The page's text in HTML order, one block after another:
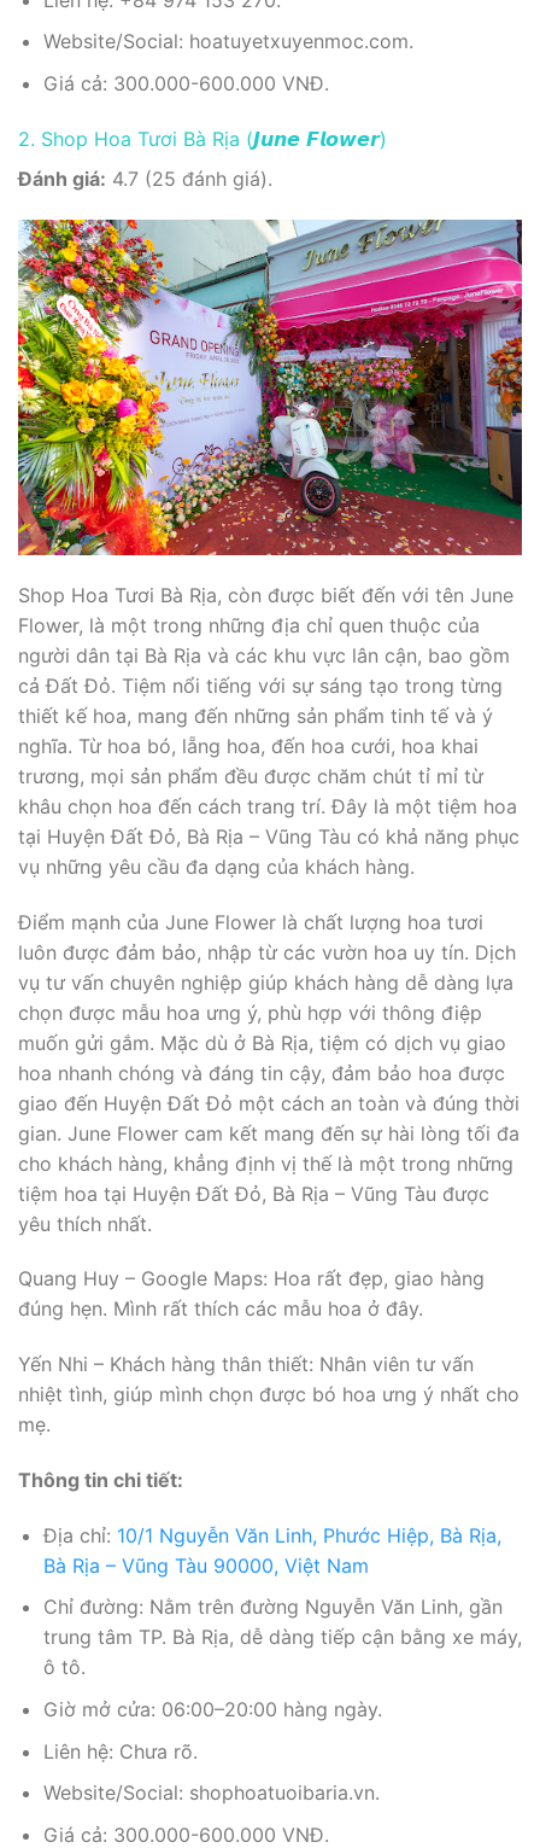
Website/Social: hoatuyetxuyenmoc.com.
Giá cả: 300.000-600.000 VNĐ.
2. Shop Hoa Tươi Bà Rịa (𝙅𝙪𝙣𝙚 𝙁𝙡𝙤𝙬𝙚𝙧)
Đánh giá: 4.7 (25 đánh giá).
Shop Hoa Tươi Bà Rịa, còn được biết đến với tên June
Flower, là một trong những địa chỉ quen thuộc của
người dân tại Bà Rịa và các khu vực lân cận, bao gồm
cả Đất Đỏ. Tiệm nổi tiếng với sự sáng tạo trong từng
thiết kế hoa, mang đến những sản phẩm tinh tế và ý
nghĩa. Từ hoa bó, lẵng hoa, đến hoa cưới, hoa khai
trương, mọi sản phẩm đều được chăm chút tỉ mỉ từ
khâu chọn hoa đến cách trang trí. Đây là một tiệm hoa
tại Huyện Đất Đỏ, Bà Rịa – Vũng Tàu có khả năng phục
vụ những yêu cầu đa dạng của khách hàng.
Điểm mạnh của June Flower là chất lượng hoa tươi
luôn được đảm bảo, nhập từ các vườn hoa uy tín. Dịch
vụ tư vấn chuyên nghiệp giúp khách hàng dễ dàng lựa
chọn được mẫu hoa ưng ý, phù hợp với thông điệp
muốn gửi gắm. Mặc dù ở Bà Rịa, tiệm có dịch vụ giao
hoa nhanh chóng và đáng tin cậy, đảm bảo hoa được
giao đến Huyện Đất Đỏ một cách an toàn và đúng thời
gian. June Flower cam kết mang đến sự hài lòng tối đa
cho khách hàng, khẳng định vị thế là một trong những
tiệm hoa tại Huyện Đất Đỏ, Bà Rịa – Vũng Tàu được
yêu thích nhất.
Quang Huy – Google Maps: Hoa rất đẹp, giao hàng
đúng hẹn. Mình rất thích các mẫu hoa ở đây.
Yến Nhi – Khách hàng thân thiết: Nhân viên tư vấn
nhiệt tình, giúp mình chọn được bó hoa ưng ý nhất cho
mẹ.
Thông tin chi tiết:
Địa chỉ: 10/1 Nguyễn Văn Linh, Phước Hiệp, Bà Rịa,
Bà Rịa – Vũng Tàu 90000, Việt Nam
Chỉ đường: Nằm trên đường Nguyễn Văn Linh, gần
trung tâm TP. Bà Rịa, dễ dàng tiếp cận bằng xe máy,
ô tô.
Giờ mở cửa: 06:00–20:00 hàng ngày.
Liên hệ: Chưa rõ.
Website/Social: shophoatuoibaria.vn.
Giá cả: 300.000-600.000 VNĐ.